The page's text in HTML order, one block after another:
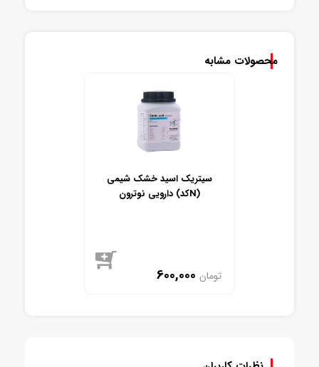
محصولات مشابه
سیتریک اسید خشک شیمی
دارویی نوترون (کدN)
600,000 تومان